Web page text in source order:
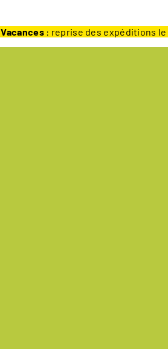
Vacances: reprise des expéditions le